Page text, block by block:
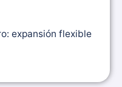
expansión flexible